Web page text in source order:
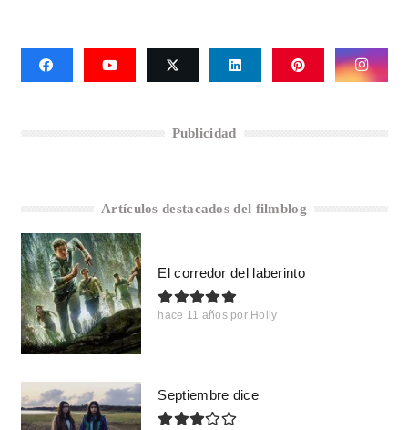
Publicidad
Artículos destacados del filmblog
El corredor del laberinto
hace 11 años por Holly
Septiembre dice